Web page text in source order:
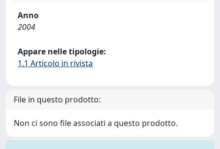
Anno
2004
Appare nelle tipologie:
1.1 Articolo in rivista
File in questo prodotto:
Non ci sono file associati a questo prodotto.